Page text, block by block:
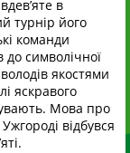
в
турнір його
команди
до символічної
якостями
яскравого
Мова про
відбувся